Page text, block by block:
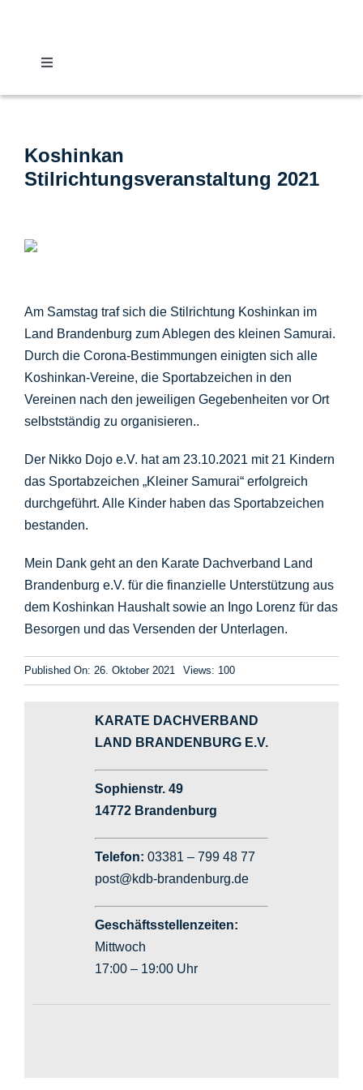
Toggle
Verband
Kalender
Koshinkan
Stilrichtungsveranstaltung 2021
Am Samstag traf sich die Stilrichtung Koshinkan im
Land Brandenburg zum Ablegen des kleinen Samurai.
Durch die Corona-Bestimmungen einigten sich alle
Koshinkan-Vereine, die Sportabzeichen in den
Vereinen nach den jeweiligen Gegebenheiten vor Ort
selbstständig zu organisieren..
Der Nikko Dojo e.V. hat am 23.10.2021 mit 21 Kindern
das Sportabzeichen „Kleiner Samurai“ erfolgreich
durchgeführt. Alle Kinder haben das Sportabzeichen
bestanden.
Mein Dank geht an den Karate Dachverband Land
Brandenburg e.V. für die finanzielle Unterstützung aus
dem Koshinkan Haushalt sowie an Ingo Lorenz für das
Besorgen und das Versenden der Unterlagen.
Published On: 26. Oktober 2021 Views: 100
KARATE DACHVERBAND
LAND BRANDENBURG E.V.
Sophienstr. 49
14772 Brandenburg
Telefon: 03381 – 799 48 77
post@kdb-brandenburg.de
Geschäftsstellenzeiten:
Mittwoch
17:00 – 19:00 Uhr